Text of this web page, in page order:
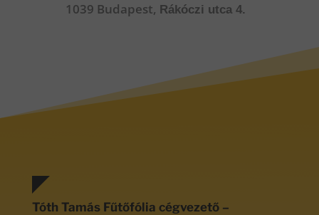
1039 Budapest, Rákóczi utca 4.
Tóth Tamás Fűtőfólia cégvezető –